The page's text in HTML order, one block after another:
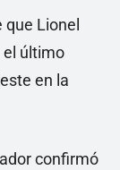
Lionel
el último
en la
confirmó